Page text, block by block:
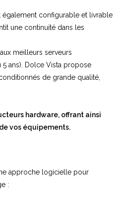
également configurable et livrable
une continuité dans les
meilleurs serveurs
5 ans). Dolce Vista propose
de grande qualité,
hardware, offrant ainsi
vos équipements.
approche logicielle pour
: